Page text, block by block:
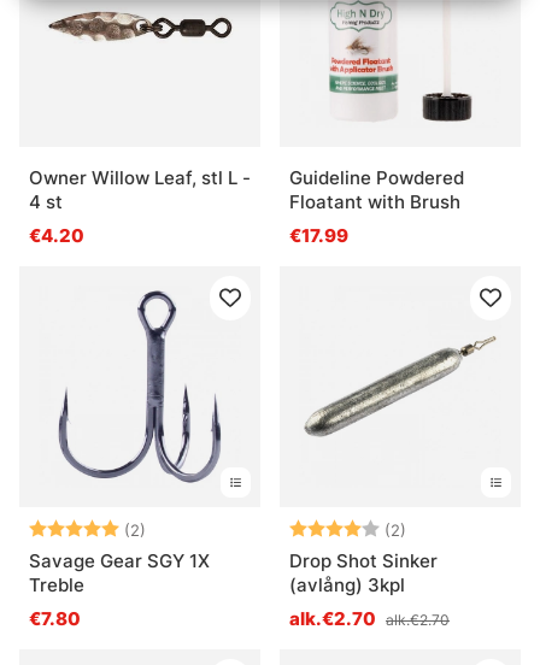
Owner Willow Leaf, stl L -
4 st
€4.20
Guideline Powdered
Floatant with Brush
€17.99
Arvio: (2)
5.0 5:sta tähdestä
Savage Gear SGY 1X
Treble
€7.80
Arvio: (2)
Drop Shot Sinker
(avlång) 3kpl
alk.€2.70 alk.€2.70